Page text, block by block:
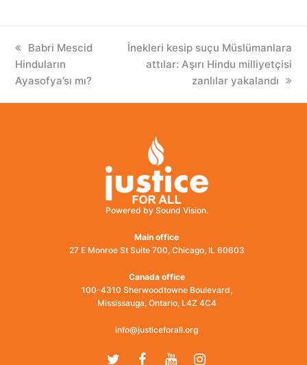
previous
post:
Babri Mescid
Hinduların
Ayasofya’sı mı?
next
post:
İnekleri kesip suçu Müslümanlara
attılar: Aşırı Hindu milliyetçisi
zanlılar yakalandı
Powered by Sound Vision.
Main office
27 E Monroe St Suite 700, Chicago, IL 60603
Canada office
100-4310 Sherwoodtowne Boulevard,
Mississauga, Ontario, L4Z 4C4
info@justiceforall.org
TwitterFacebook
YoutubeInstagram